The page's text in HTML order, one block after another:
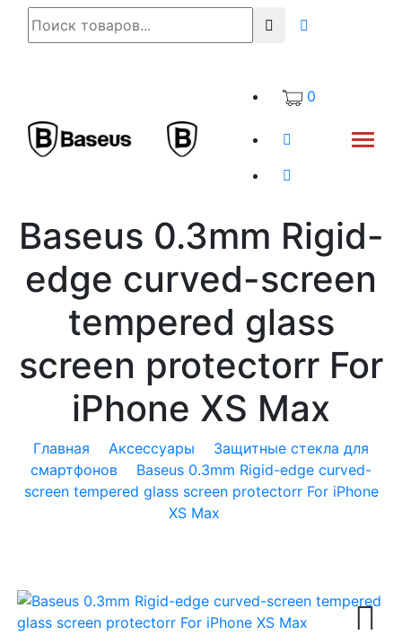
0
Baseus 0.3mm Rigid-
edge curved-screen
tempered glass
screen protectorr For
iPhone XS Max
Главная Аксессуары
Защитные стекла для
смартфонов
Baseus 0.3mm Rigid-edge curved-
screen tempered glass screen protectorr For iPhone
XS Max